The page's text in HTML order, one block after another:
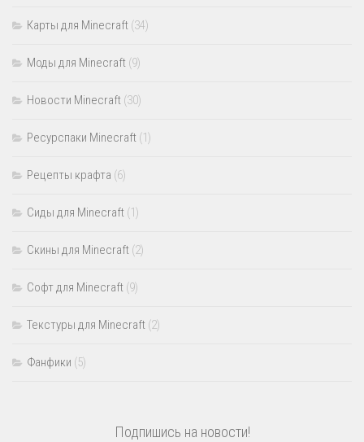
Карты для Minecraft (34)
Моды для Minecraft (9)
Новости Minecraft (30)
Ресурспаки Minecraft (1)
Рецепты крафта (6)
Сиды для Minecraft (1)
Скины для Minecraft (2)
Софт для Minecraft (9)
Текстуры для Minecraft (2)
Фанфики (5)
Подпишись на новости!